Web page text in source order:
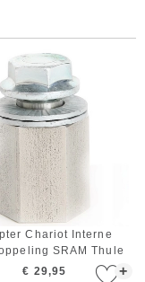
+
Chariot Interne
SRAM Thule
€ 29,95